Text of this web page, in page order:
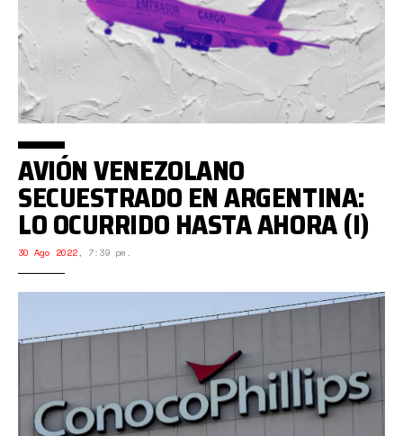
AVIÓN VENEZOLANO
SECUESTRADO EN ARGENTINA:
LO OCURRIDO HASTA AHORA (I)
30 Ago 2022, 7:39 pm.